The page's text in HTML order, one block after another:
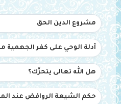
مشروع الدين الحق
أدلة الوحي على كفر الجهمية
هل الله تعالى يتحرَّك؟
حكم الشيعة الروافض عند